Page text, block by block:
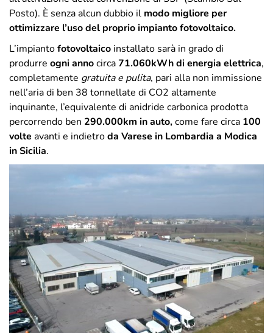
Posto). È senza alcun dubbio il modo migliore per
ottimizzare l’uso del proprio impianto fotovoltaico.
L’impiantofotovoltaico installato sarà in grado di
produrre ogni annocirca71.060kWh di energia elettrica,
completamente gratuita e pulita, pari alla non immissione
nell’aria di ben 38 tonnellate di CO2 altamente
inquinante, l’equivalente di anidride carbonica prodotta
percorrendo ben 290.000km in auto,come fare circa 100
volte avanti e indietroda Varese in Lombardia a Modica
in Sicilia.